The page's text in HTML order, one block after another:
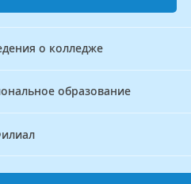
о колледже
образование
образование